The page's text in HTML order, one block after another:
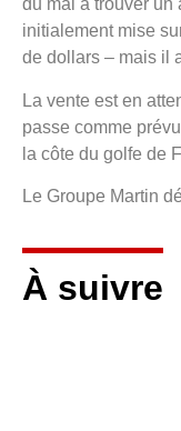
du mal à trouver
initialement mise
de dollars – mais il
La vente est en
passe comme
la côte du golfe de
Le Groupe Martin
À suivre